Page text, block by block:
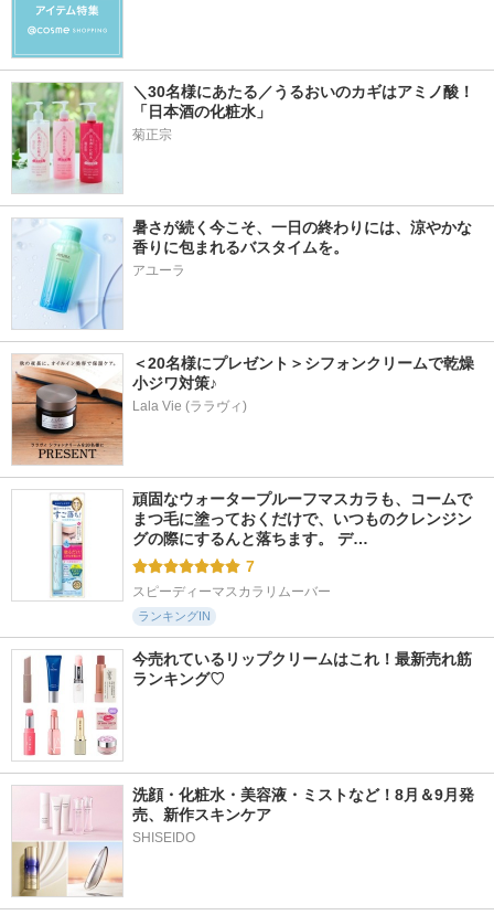
＼30名様にあたる／うるおいのカギはアミノ酸！
「日本酒の化粧水」
菊正宗
暑さが続く今こそ、一日の終わりには、涼やかな
香りに包まれるバスタイムを。
アユーラ
＜20名様にプレゼント＞シフォンクリームで乾燥
小ジワ対策♪
Lala Vie (ララヴィ)
頑固なウォータープルーフマスカラも、コームで
まつ毛に塗っておくだけで、いつものクレンジン
グの際にするんと落ちます。 デ…
7
スピーディーマスカラリムーバー
ランキングIN
今売れているリップクリームはこれ！最新売れ筋
ランキング♡
洗顔・化粧水・美容液・ミストなど！8月＆9月発
売、新作スキンケア